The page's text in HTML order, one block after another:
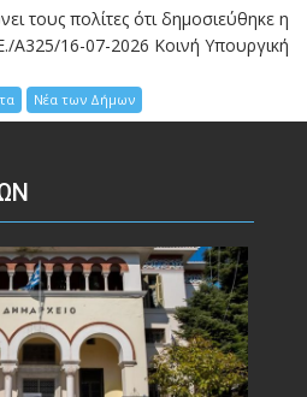
τους πολίτες ότι δημοσιεύθηκε η
Α325/16-07-2026 Κοινή Υπουργική
Νέα των Δήμων